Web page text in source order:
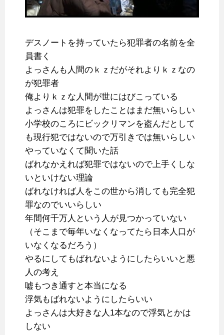
デスノートを持っていたら犯罪者の名前を全
員書く
よっさんも人間のｋｚだがそれよりｋｚなの
が犯罪者
俺よりｋｚな人間が世にはびこっている
よっさんは犯罪をしたことはまだ無いらしい
小学校のころにビックリマンを盗んだとして
も現行犯ではないので万引きでは無いらしい
やっていなくて聞いた話
ばれなかえれば犯罪ではないので上手くしな
いといけない理論
ばれなければ人をこの世から消しても完全犯
罪なのでいいらしい
年間何千万人という人が見つかっていない
（そこまで毎年いなくなってたら日本人口が
いなくなるだろう）
やるにしてもばれないようにしたらいいと悪
人の考え
嘘もつき通すと本当になる
浮気もばれないようにしたらいい
よっさんは大好きな人1本なので浮気とかは
しない